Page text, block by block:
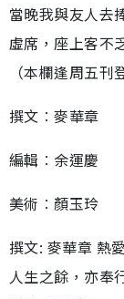
當晚我與友人去
虛席，座上客不
（本欄逢周五刊
撰文︰麥華章
編輯︰余運慶
美術︰顏玉玲
撰文: 麥華章 熱
人生之餘，亦